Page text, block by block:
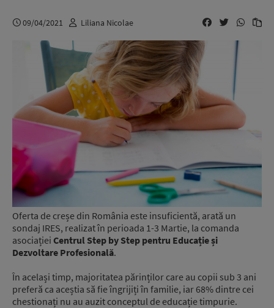
09/04/2021 Liliana Nicolae
Oferta de creșe din România este insuficientă, arată un
sondaj IRES, realizat în perioada 1-3 Martie, la comanda
asociației Centrul Step by Step pentru Educație și
Dezvoltare Profesională.
În același timp, majoritatea părinților care au copii sub 3 ani
preferă ca aceștia să fie îngrijiți în familie, iar 68% dintre cei
chestionați nu au auzit conceptul de educație timpurie.